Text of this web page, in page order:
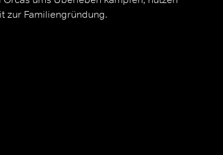
zur Familiengründung.